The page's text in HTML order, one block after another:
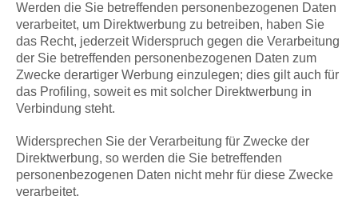
Werden die Sie betreffenden personenbezogenen Daten
verarbeitet, um Direktwerbung zu betreiben, haben Sie
das Recht, jederzeit Widerspruch gegen die Verarbeitung
der Sie betreffenden personenbezogenen Daten zum
Zwecke derartiger Werbung einzulegen; dies gilt auch für
das Profiling, soweit es mit solcher Direktwerbung in
Verbindung steht.
Widersprechen Sie der Verarbeitung für Zwecke der
Direktwerbung, so werden die Sie betreffenden
personenbezogenen Daten nicht mehr für diese Zwecke
verarbeitet.